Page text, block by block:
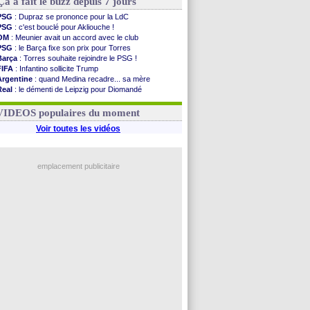
: Dupraz se prononce pour la LdC
: c'est bouclé pour Akliouche !
: Meunier avait un accord avec le club
: le Barça fixe son prix pour Torres
: Torres souhaite rejoindre le PSG !
: Infantino sollicite Trump
: quand Medina recadre... sa mère
: le démenti de Leipzig pour Diomandé
: le conseiller d'Infantino démissionne !
populaires du moment
Voir toutes les vidéos
emplacement publicitaire